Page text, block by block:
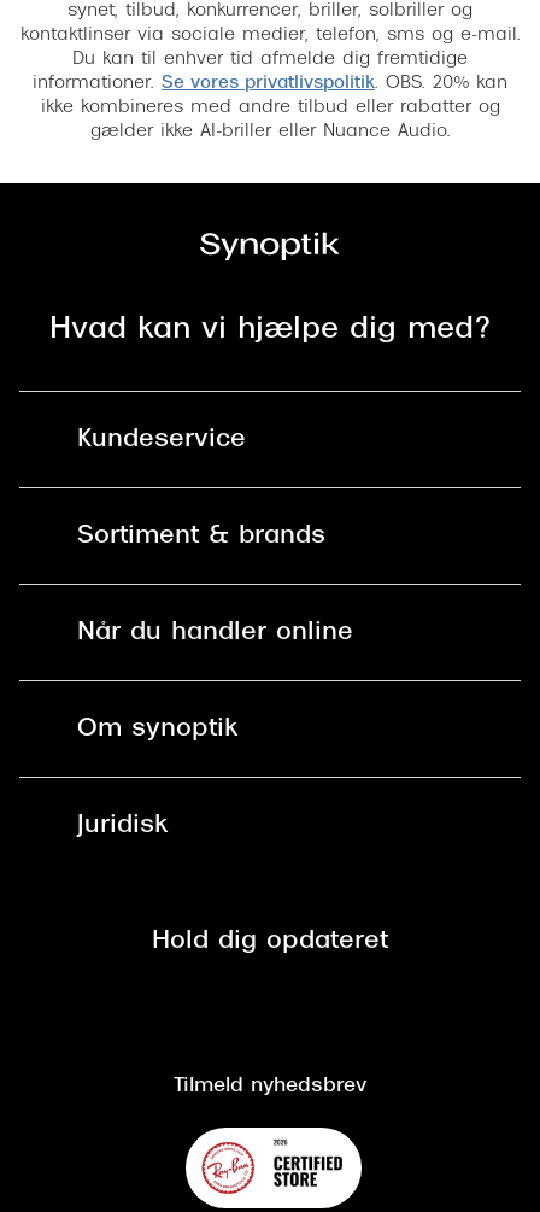
synet, tilbud, konkurrencer, briller, solbriller og
kontaktlinser via sociale medier, telefon, sms og e-mail.
Du kan til enhver tid afmelde dig fremtidige
informationer. Se vores privatlivspolitik. OBS. 20% kan
ikke kombineres med andre tilbud eller rabatter og
gælder ikke AI-briller eller Nuance Audio.
Hvad kan vi hjælpe dig med?
Kundeservice
Spørgsmål & svar (FAQ)
Brilleabonnement All-Inclusive™
Sortiment & brands
Brillerens
Når du handler online
Om synoptik
Juridisk
Cookiepolitik
Hold dig opdateret
Tilmeld nyhedsbrev